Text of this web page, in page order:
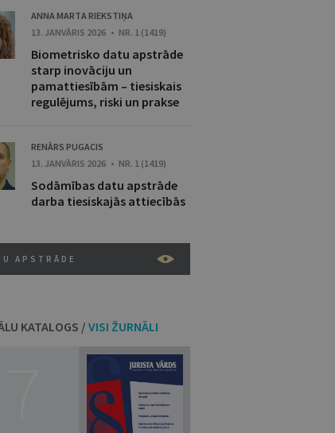
ANNA MARTA RIEKSTIŅA
13. JANVĀRIS 2026 • NR. 1 (1419)
Biometrisko datu apstrāde
starp inovāciju un
pamattiesībām – tiesiskais
regulējums, riski un prakse
RENĀRS PUGACIS
13. JANVĀRIS 2026 • NR. 1 (1419)
Sodāmības datu apstrāde
darba tiesiskajās attiecībās
APSTRĀDE
KATALOGS /VISI ŽURNĀLI